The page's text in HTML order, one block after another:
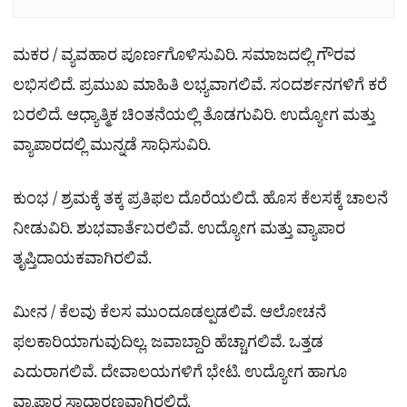
ಮಕರ / ವ್ಯವಹಾರ ಪೂರ್ಣಗೊಳಿಸುವಿರಿ. ಸಮಾಜದಲ್ಲಿ ಗೌರವ
ಲಭಿಸಲಿದೆ. ಪ್ರಮುಖ ಮಾಹಿತಿ ಲಭ್ಯವಾಗಲಿವೆ. ಸಂದರ್ಶನಗಳಿಗೆ ಕರೆ
ಬರಲಿದೆ. ಆಧ್ಯಾತ್ಮಿಕ ಚಿಂತನೆಯಲ್ಲಿ ತೊಡಗುವಿರಿ. ಉದ್ಯೋಗ ಮತ್ತು
ವ್ಯಾಪಾರದಲ್ಲಿ ಮುನ್ನಡೆ ಸಾಧಿಸುವಿರಿ.
ಕುಂಭ / ಶ್ರಮಕ್ಕೆ ತಕ್ಕ ಪ್ರತಿಫಲ ದೊರೆಯಲಿದೆ. ಹೊಸ ಕೆಲಸಕ್ಕೆ ಚಾಲನೆ
ನೀಡುವಿರಿ. ಶುಭವಾರ್ತೆಬರಲಿವೆ. ಉದ್ಯೋಗ ಮತ್ತು ವ್ಯಾಪಾರ
ತೃಪ್ತಿದಾಯಕವಾಗಿರಲಿವೆ.
ಮೀನ / ಕೆಲವು ಕೆಲಸ ಮುಂದೂಡಲ್ಪಡಲಿವೆ. ಆಲೋಚನೆ
ಫಲಕಾರಿಯಾಗುವುದಿಲ್ಲ. ಜವಾಬ್ದಾರಿ ಹೆಚ್ಚಾಗಲಿವೆ. ಒತ್ತಡ
ಎದುರಾಗಲಿವೆ. ದೇವಾಲಯಗಳಿಗೆ ಭೇಟಿ. ಉದ್ಯೋಗ ಹಾಗೂ